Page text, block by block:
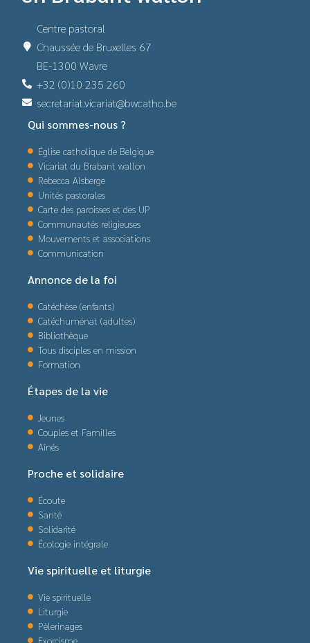
Centre pastoral
Chaussée de Bruxelles 67
BE-1300 Wavre
+32 (0)10 235 260
secretariat.vicariat@bwcatho.be
Qui sommes-nous ?
Église catholique de Belgique
Vicariat du Brabant wallon
Rebecca Alsberge
Unités pastorales
Carte des paroisses et des UP
Communautés religieuses
Mouvements et associations
Communication
Annonce de la foi
Catéchèse (enfants)
Catéchuménat (adultes)
Bibliothèque
Tous disciples en mission
Formation
Étapes de la vie
Jeunes
Couples et Familles
Aînés
Proche et solidaire
Écoute
Santé
Solidarité
Écologie intégrale
Vie spirituelle et liturgie
Vie spirituelle
Liturgie
Pèlerinages
Exorcisme